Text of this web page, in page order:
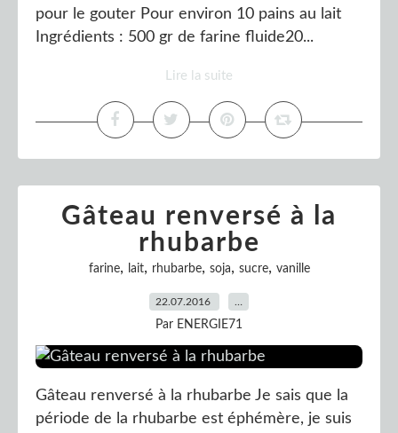
pour le gouter Pour environ 10 pains au lait
Ingrédients : 500 gr de farine fluide20...
Lire la suite
Gâteau renversé à la
rhubarbe
farine, lait, rhubarbe, soja, sucre, vanille
22.07.2016
Par ENERGIE71
Gâteau renversé à la rhubarbe Je sais que la
période de la rhubarbe est éphémère, je suis